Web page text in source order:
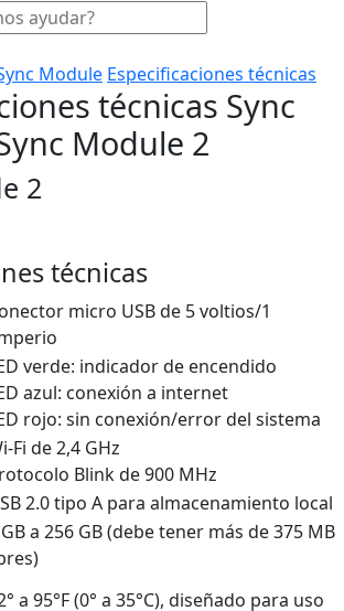
Module Especificaciones técnicas
técnicas Sync
Module 2
2
técnicas
micro USB de 5 voltios/1
verde: indicador de encendido
azul: conexión a internet
rojo: sin conexión/error del sistema
Fi de 2,4 GHz
Blink de 900 MHz
2.0 tipo A para almacenamiento local
a 256 GB (debe tener más de 375 MB
a 95°F (0° a 35°C), diseñado para uso